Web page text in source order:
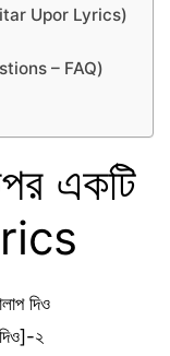
Upor Lyrics)
– FAQ)
একটি
দিও
২